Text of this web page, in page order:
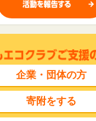
企業・団体の方
寄附をする